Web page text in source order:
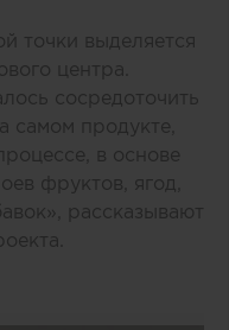
точки выделяется
центра.
сосредоточить
самом продукте,
в основе
фруктов, ягод,
рассказывают